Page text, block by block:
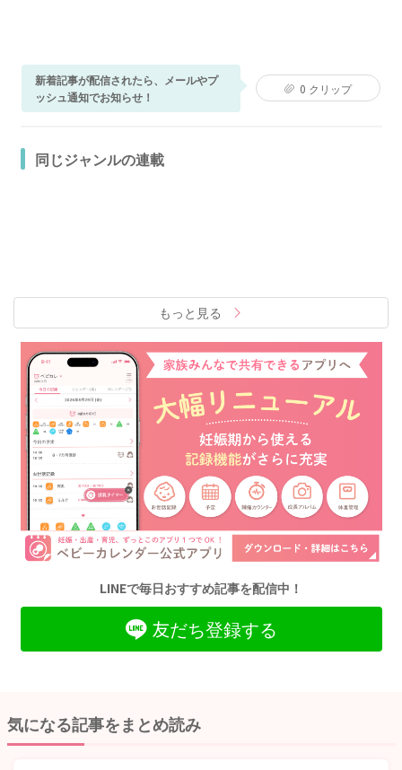
新着記事が配信されたら、メールやプ
ッシュ通知でお知らせ！
0 クリップ
同じジャンルの連載
もっと見る
LINEで毎日おすすめ記事を配信中！
友だち登録する
気になる記事をまとめ読み